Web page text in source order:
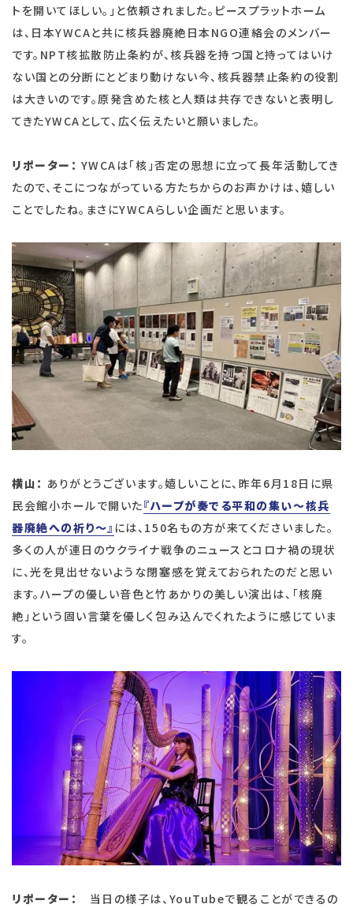
トを開いてほしい。」と依頼されました。ピースプラットホーム
は、日本YWCAと共に核兵器廃絶日本NGO連絡会のメンバー
です。NPT核拡散防止条約が、核兵器を持つ国と持ってはいけ
ない国との分断にとどまり動けない今、核兵器禁止条約の役割
は大きいのです。原発含めた核と人類は共存できないと表明し
てきたYWCAとして、広く伝えたいと願いました。
リポーター： YWCAは「核」否定の思想に立って長年活動してき
たので、そこにつながっている方たちからのお声かけは、嬉しい
ことでしたね。まさにYWCAらしい企画だと思います。
横山： ありがとうございます。嬉しいことに、昨年6月18日に県
民会館小ホールで開いた『ハープが奏でる平和の集い～核兵
器廃絶への祈り～』 には、150名もの方が来てくださいました。
多くの人が連日のウクライナ戦争のニュースとコロナ禍の現状
に、光を見出せないような閉塞感を覚えておられたのだと思い
ます。ハープの優しい音色と竹あかりの美しい演出は、「核廃
絶」という固い言葉を優しく包み込んでくれたように感じていま
す。
リポーター： 当日の様子は、YouTubeで観ることができるの